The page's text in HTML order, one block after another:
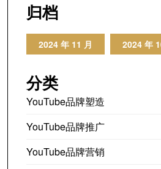
归档
2024 年 11 月 2024 年
分类
YouTube品牌塑造
YouTube品牌推广
YouTube品牌营销